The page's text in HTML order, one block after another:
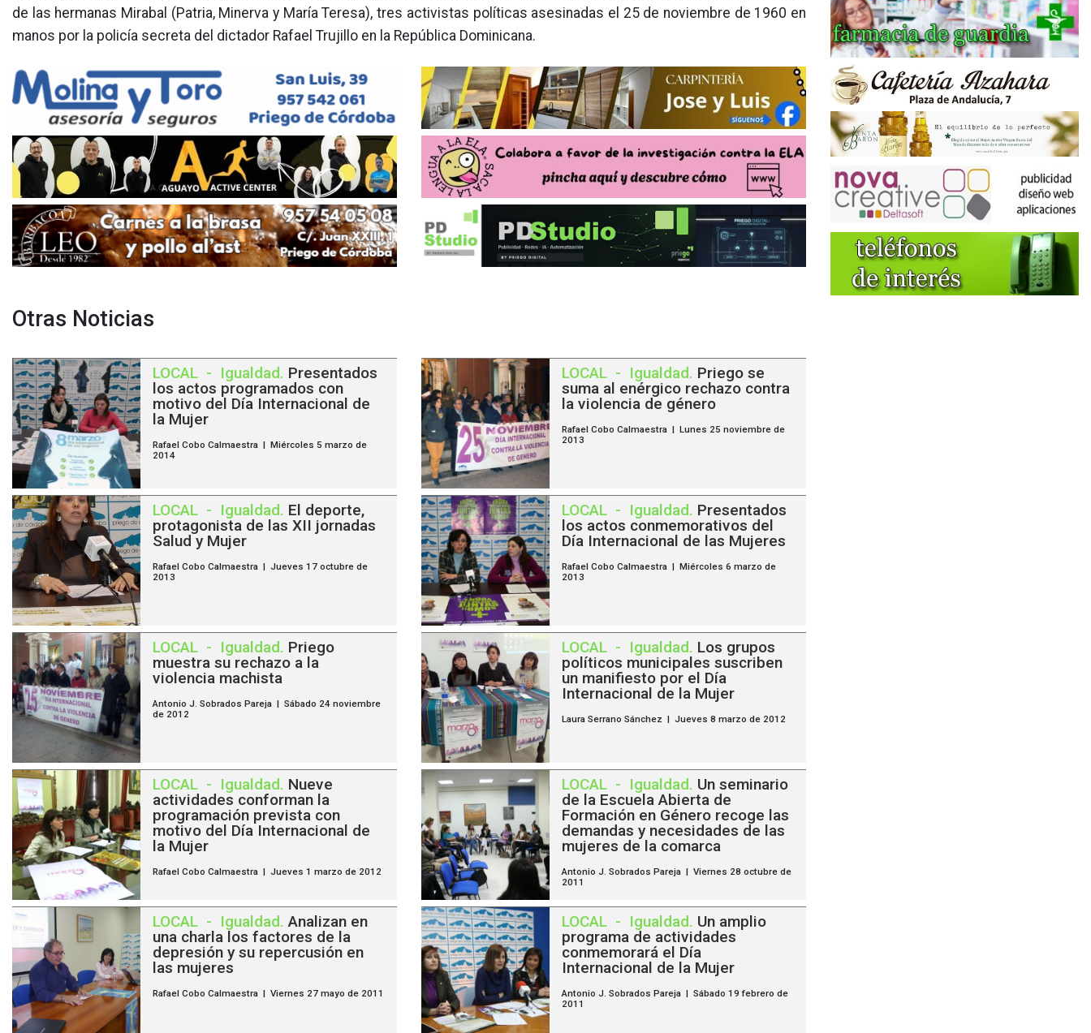
de las hermanas Mirabal (Patria, Minerva y María Teresa), tres activistas políticas asesinadas el 25 de noviembre de 1960 en
manos por la policía secreta del dictador Rafael Trujillo en la República Dominicana.
Otras Noticias
LOCAL - Igualdad. Presentados
los actos programados con
motivo del Día Internacional de
la Mujer
Rafael Cobo Calmaestra | Miércoles 5 marzo de
2014
LOCAL - Igualdad. Priego se
suma al enérgico rechazo contra
la violencia de género
Rafael Cobo Calmaestra | Lunes 25 noviembre de
2013
LOCAL - Igualdad. El deporte,
protagonista de las XII jornadas
Salud y Mujer
Rafael Cobo Calmaestra | Jueves 17 octubre de
2013
LOCAL - Igualdad. Presentados
los actos conmemorativos del
Día Internacional de las Mujeres
Rafael Cobo Calmaestra | Miércoles 6 marzo de
2013
LOCAL - Igualdad. Priego
muestra su rechazo a la
violencia machista
Antonio J. Sobrados Pareja | Sábado 24 noviembre
de 2012
LOCAL - Igualdad. Los grupos
políticos municipales suscriben
un manifiesto por el Día
Internacional de la Mujer
Laura Serrano Sánchez | Jueves 8 marzo de 2012
LOCAL - Igualdad. Nueve
actividades conforman la
programación prevista con
motivo del Día Internacional de
la Mujer
Rafael Cobo Calmaestra | Jueves 1 marzo de 2012
LOCAL - Igualdad. Un seminario
de la Escuela Abierta de
Formación en Género recoge las
demandas y necesidades de las
mujeres de la comarca
Antonio J. Sobrados Pareja | Viernes 28 octubre de
2011
LOCAL - Igualdad. Analizan en
una charla los factores de la
depresión y su repercusión en
las mujeres
Rafael Cobo Calmaestra | Viernes 27 mayo de 2011
LOCAL - Igualdad. Un amplio
programa de actividades
conmemorará el Día
Internacional de la Mujer
Antonio J. Sobrados Pareja | Sábado 19 febrero de
2011